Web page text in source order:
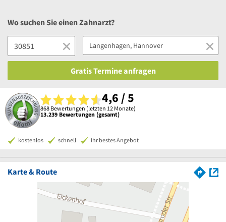
Wo suchen Sie einen Zahnarzt?
Gratis Termine anfragen
4,6 / 5
868 Bewertungen (letzten 12 Monate)
13.239 Bewertungen (gesamt)
kostenlos schnell Ihr bestes Angebot
Karte & Route